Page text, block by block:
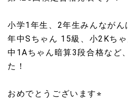
小学1年生、2年生みんながん
年中Sちゃん 15級、小2Kちゃ
中1Aちゃん暗算3段合格など
た！
おめでとうございます⭐︎